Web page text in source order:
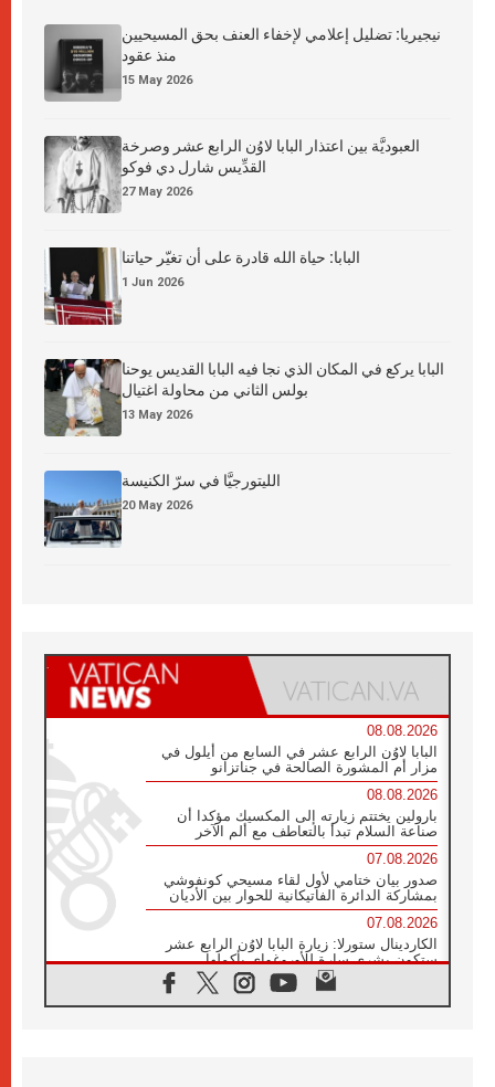
نيجيريا: تضليل إعلامي لإخفاء العنف بحق المسيحيين
منذ عقود
15 May 2026
العبوديَّة بين اعتذار البابا لاوُن الرابع عشر وصرخة
القدِّيس شارل دي فوكو
27 May 2026
البابا: حياة الله قادرة على أن تغيّر حياتنا
1 Jun 2026
البابا يركع في المكان الذي نجا فيه البابا القديس يوحنا
بولس الثاني من محاولة اغتيال
13 May 2026
الليتورجيَّا في سرّ الكنيسة
20 May 2026
08.08.2026
البابا لاوُن الرابع عشر في السابع من أيلول في
مزار أم المشورة الصالحة في جناتزانو
08.08.2026
بارولين يختتم زيارته إلى المكسيك مؤكدا أن
صناعة السلام تبدأ بالتعاطف مع ألم الآخر
07.08.2026
صدور بيان ختامي لأول لقاء مسيحي كونفوشي
بمشاركة الدائرة الفاتيكانية للحوار بين الأديان
07.08.2026
الكاردينال ستورلا: زيارة البابا لاوُن الرابع عشر
ستكون بشرى سارة للأوروغواي بأكملها
الفاتيكان يعلن برنامج الزيارة الرسولية للبابا لاوُن